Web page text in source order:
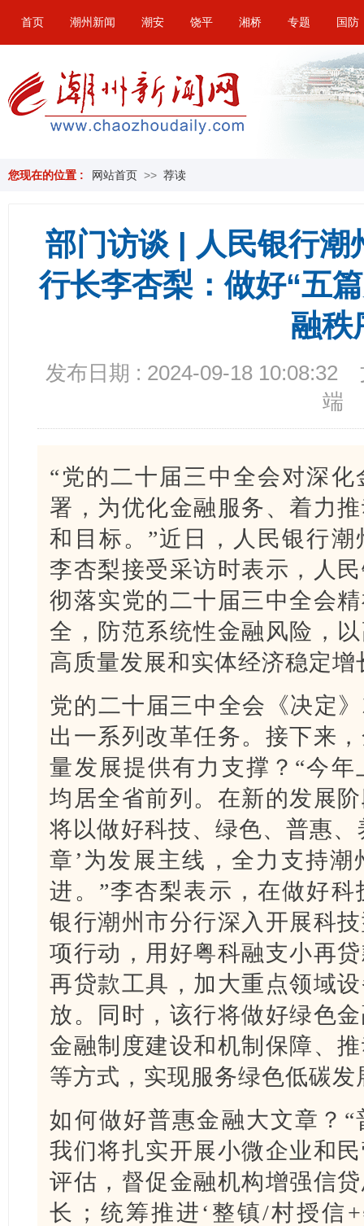
首页 潮州新闻 潮安 饶平 湘桥 专题 国防
您现在的位置 : 网站首页 >> 荐读
部门访谈 | 人民银行潮
行长李杏梨：做好“五
融秩
发布日期 : 2024-09-18 10:08:32
端
“党的二十届三中全会对深
署，为优化金融服务、着力
和目标。”近日，人民银行
李杏梨接受采访时表示，人
彻落实党的二十届三中全会
全，防范系统性金融风险，
高质量发展和实体经济稳定增
党的二十届三中全会《决定
出一系列改革任务。接下来
量发展提供有力支撑？“今
均居全省前列。在新的发展
将以做好科技、绿色、普惠
章’为发展主线，全力支持
进。”李杏梨表示，在做好
银行潮州市分行深入开展科
项行动，用好粤科融支小再
再贷款工具，加大重点领域
放。同时，该行将做好绿色
金融制度建设和机制保障、
等方式，实现服务绿色低碳发
如何做好普惠金融大文章？
我们将扎实开展小微企业和
评估，督促金融机构增强信
长；统筹推进‘整镇/村授信